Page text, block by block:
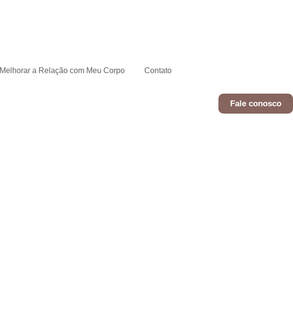
Melhorar a Relação com Meu Corpo Contato
Fale conosco